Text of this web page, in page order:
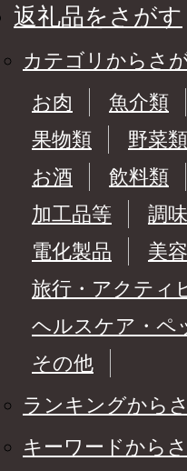
返礼品をさがす
カテゴリからさ
お肉
魚介類
果物類
野菜類
お酒
飲料類
加工品等
調
電化製品
美容
旅行・アクティ
ヘルスケア・ペ
その他
ランキングから
キーワードから